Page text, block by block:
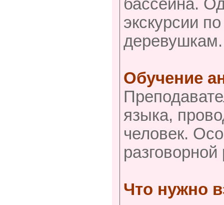
бассейна.
экскурсии
деревушкам.
Обучение
языка,
человек.
разговорной
Что нужно